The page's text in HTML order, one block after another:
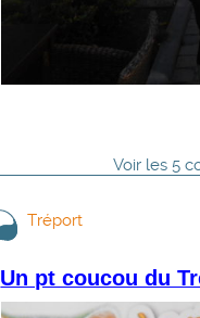
Voir les 5
Tréport
Un pt coucou du